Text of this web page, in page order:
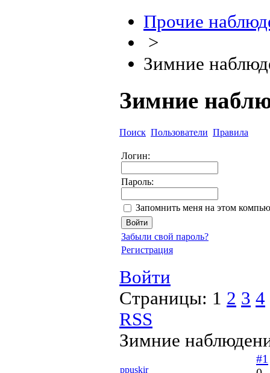
Прочие
>
Зимние
Зимние
Поиск Пользователи Правила
Логин:
Пароль:
Запомнить меня на этом
Забыли свой пароль?
Регистрация
Войти
Страницы: 1 2 3 4
RSS
Зимние
ppuskir
#1